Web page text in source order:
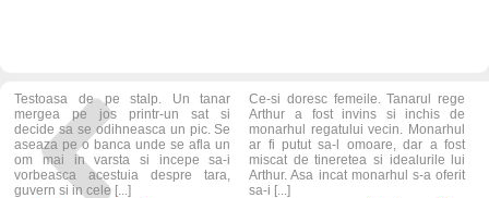
Testoasa de pe stalp. Un tanar
mergea pe jos printr-un sat si
decide sa se odihneasca un pic. Se
aseaza pe o banca unde se afla un
om mai in varsta si incepe sa-i
vorbeasca acestuia despre tara,
guvern si in cele [...]
Ce-si doresc femeile. Tanarul rege
Arthur a fost invins si inchis de
monarhul regatului vecin. Monarhul
ar fi putut sa-l omoare, dar a fost
miscat de tineretea si idealurile lui
Arthur. Asa incat monarhul s-a oferit
sa-i [...]